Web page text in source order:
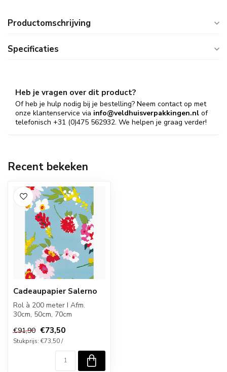
Productomschrijving
Specificaties
Heb je vragen over dit product?
Of heb je hulp nodig bij je bestelling? Neem contact op met
onze klantenservice via info@veldhuisverpakkingen.nl of
telefonisch +31 (0)475 562932. We helpen je graag verder!
Recent bekeken
Cadeaupapier Salerno
Rol à 200 meter I Afm.
30cm, 50cm, 70cm
€91,90 €73,50
Stukprijs: €73,50 /